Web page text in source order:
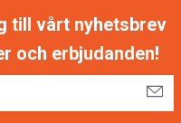
till vårt nyhetsbrev
och erbjudanden!